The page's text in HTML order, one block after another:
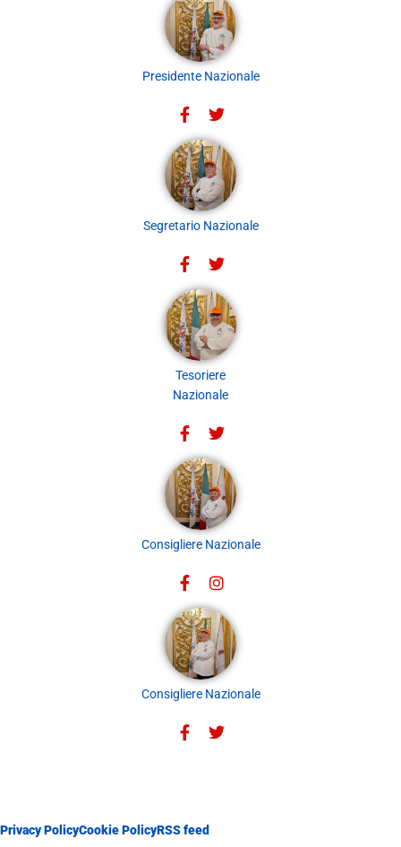
Presidente Nazionale
Segretario Nazionale
Tesoriere
Nazionale
Consigliere Nazionale
Consigliere Nazionale
Privacy PolicyCookie PolicyRSS feed